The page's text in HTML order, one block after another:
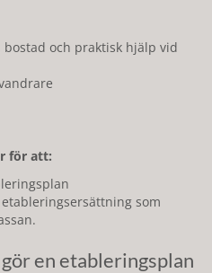
och praktisk hjälp vid
för att:
som
en etableringsplan